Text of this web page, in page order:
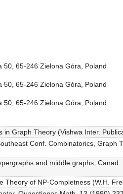
50, 65-246 Zielona Góra, Poland
50, 65-246 Zielona Góra, Poland
50, 65-246 Zielona Góra, Poland
Graph Theory (Vishwa Inter.
Conf. Combinatorics, Graph
and middle graphs, Canad.
of NP-Completness (W.H.